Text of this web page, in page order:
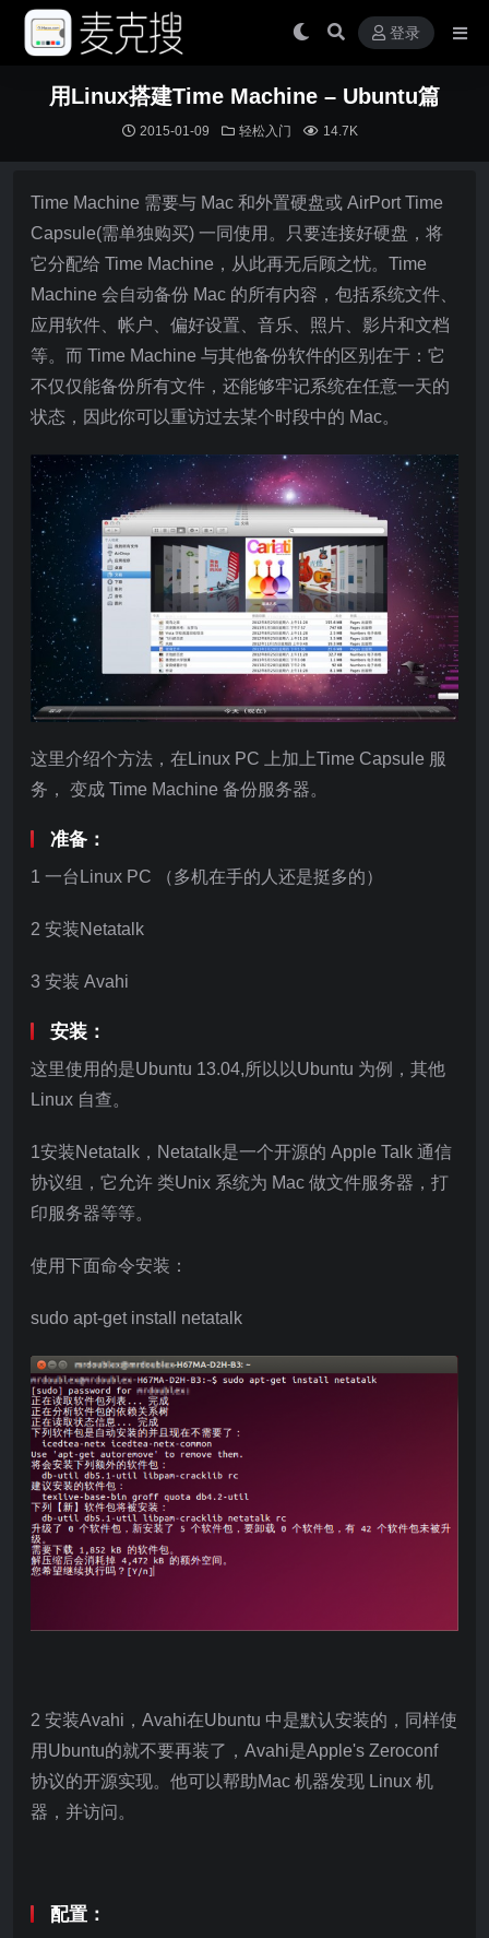
登录
用Linux搭建Time Machine – Ubuntu篇
2015-01-09 轻松入门 14.7K
Time Machine 需要与 Mac 和外置硬盘或 AirPort Time
Capsule(需单独购买) 一同使用。只要连接好硬盘，将
它分配给 Time Machine，从此再无后顾之忧。Time
Machine 会自动备份 Mac 的所有内容，包括系统文件、
应用软件、帐户、偏好设置、音乐、照片、影片和文档
等。而 Time Machine 与其他备份软件的区别在于：它
不仅仅能备份所有文件，还能够牢记系统在任意一天的
状态，因此你可以重访过去某个时段中的 Mac。
这里介绍个方法，在Linux PC 上加上Time Capsule 服
务， 变成 Time Machine 备份服务器。
准备：
1 一台Linux PC （多机在手的人还是挺多的）
2 安装Netatalk
3 安装 Avahi
安装：
这里使用的是Ubuntu 13.04,所以以Ubuntu 为例，其他
Linux 自查。
1安装Netatalk，Netatalk是一个开源的 Apple Talk 通信
协议组，它允许 类Unix 系统为 Mac 做文件服务器，打
印服务器等等。
使用下面命令安装：
sudo apt-get install netatalk
2 安装Avahi，Avahi在Ubuntu 中是默认安装的，同样使
用Ubuntu的就不要再装了，Avahi是Apple's Zeroconf
协议的开源实现。他可以帮助Mac 机器发现 Linux 机
器，并访问。
配置：